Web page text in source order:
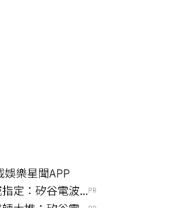
即刻下載娛樂星聞APP
定：矽谷電波...PR